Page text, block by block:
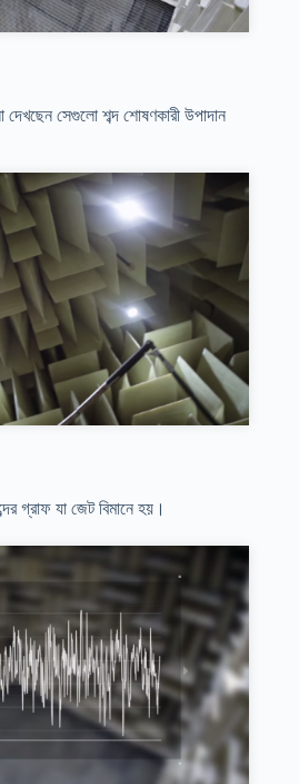
সেগুলো শব্দ শোষণকারী উপাদান
গ্রাফ যা জেট বিমানে হয়।